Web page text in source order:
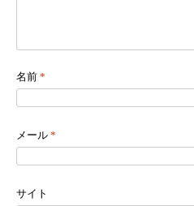
名前 *
メール *
サイト